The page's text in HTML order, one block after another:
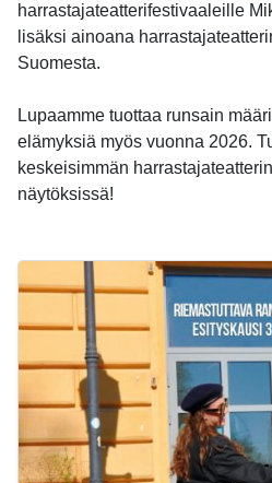
harrastajateatterifestivaaleille
lisäksi ainoana
Suomesta.
Lupaamme tuottaa runsain
elämyksiä myös vuonna 2026.
keskeisimmän
näytöksissä!